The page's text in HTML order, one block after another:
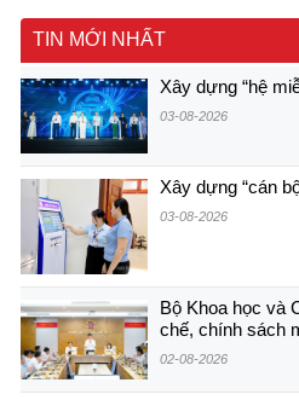
TIN MỚI NHẤT
Xây dựng “hệ
03-08-2026
Xây dựng “cán
03-08-2026
Bộ Khoa học và
chế, chính sách
02-08-2026